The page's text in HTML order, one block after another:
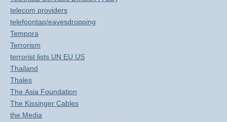
telecom providers
telefoontap/eavesdropping
Tempora
Terrorism
terrorist lists UN EU US
Thailand
Thales
The Asia Foundation
The Kissinger Cables
the Media